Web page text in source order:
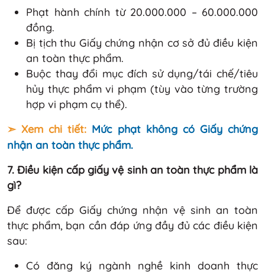
Phạt hành chính từ 20.000.000 – 60.000.000
đồng.
Bị tịch thu Giấy chứng nhận cơ sở đủ điều kiện
an toàn thực phẩm.
Buộc thay đổi mục đích sử dụng/tái chế/tiêu
hủy thực phẩm vi phạm (tùy vào từng trường
hợp vi phạm cụ thể).
➣ Xem chi tiết: Mức phạt không có Giấy chứng
nhận an toàn thực phẩm.
7. Điều kiện cấp giấy vệ sinh an toàn thực phẩm là
gì?
Để được cấp Giấy chứng nhận vệ sinh an toàn
thực phẩm, bạn cần đáp ứng đầy đủ các điều kiện
sau:
Có đăng ký ngành nghề kinh doanh thực